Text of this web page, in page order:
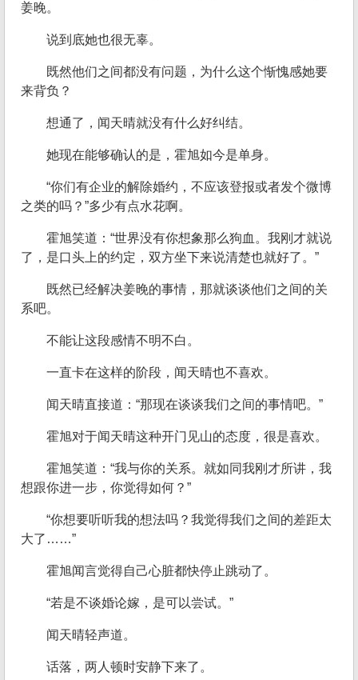
姜晚。
说到底她也很无辜。
既然他们之间都没有问题，为什么这个惭愧感她要
来背负？
想通了，闻天晴就没有什么好纠结。
她现在能够确认的是，霍旭如今是单身。
“你们有企业的解除婚约，不应该登报或者发个微博
之类的吗？”多少有点水花啊。
霍旭笑道：“世界没有你想象那么狗血。我刚才就说
了，是口头上的约定，双方坐下来说清楚也就好了。”
既然已经解决姜晚的事情，那就谈谈他们之间的关
系吧。
不能让这段感情不明不白。
一直卡在这样的阶段，闻天晴也不喜欢。
闻天晴直接道：“那现在谈谈我们之间的事情吧。”
霍旭对于闻天晴这种开门见山的态度，很是喜欢。
霍旭笑道：“我与你的关系。就如同我刚才所讲，我
想跟你进一步，你觉得如何？”
“你想要听听我的想法吗？我觉得我们之间的差距太
大了……”
霍旭闻言觉得自己心脏都快停止跳动了。
“若是不谈婚论嫁，是可以尝试。”
闻天晴轻声道。
话落，两人顿时安静下来了。